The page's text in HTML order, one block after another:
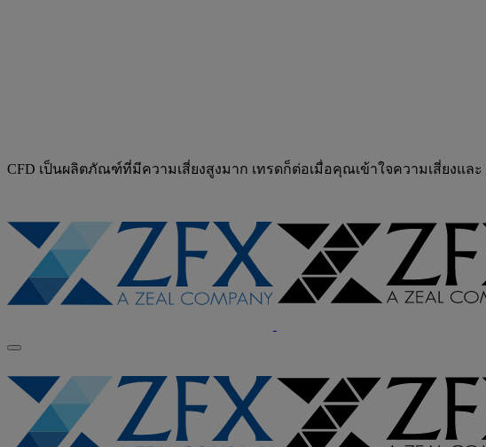
CFD เป็นผลิตภัณฑ์ที่มีความเสี่ยงสูงมาก เทรดก็ต่อเมื่อคุณเข้าใจความเสี่ยงและ